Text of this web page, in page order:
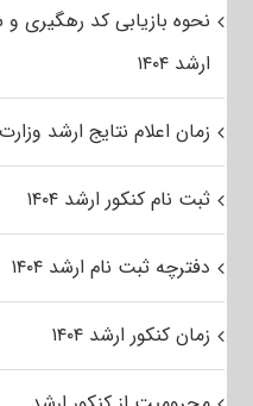
نحوه بازیابی کد رهگیری و
ارشد ۱۴۰۴
زمان اعلام نتایج ارشد وزارت
ثبت نام کنکور ارشد ۱۴۰۴
دفترچه ثبت نام ارشد ۱۴۰۴
زمان کنکور ارشد ۱۴۰۴